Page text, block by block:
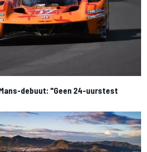
debuut: "Geen 24-uurstest